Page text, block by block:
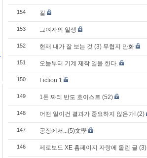
154 길
153 그여자의 일생
152 현재 내가 잘 보는 것 (3) 무협지 만화
151 오늘부터 기계 제작 일을 한다.
150 Fiction 1
149 1톤 짜리 반도 호이스트 (52)
148 어떤 일이건 결과가 중요하지 않은가! (2)
147 공장에서...(5)文學
146 제로보드 XE 홈페이지 자랑에 올린 글 (3)